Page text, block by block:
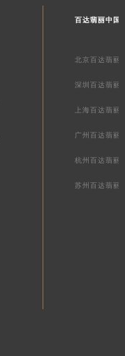
百达翡丽中国
北京百达翡丽
深圳百达翡丽
上海百达翡丽
广州百达翡丽
杭州百达翡丽
苏州百达翡丽